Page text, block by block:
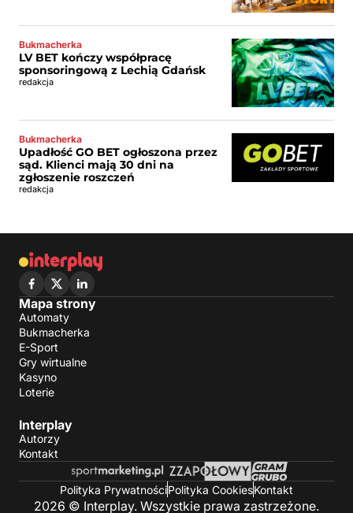
Bukmacherka
LV BET kończy współpracę
sponsoringową z Lechią Gdańsk
redakcja
Bukmacherka
Upadłość GO BET ogłoszona przez
sąd. Klienci mają 30 dni na
zgłoszenie roszczeń
redakcja
Mapa strony
Automaty
Bukmacherka
E-Sport
Gry wirtualne
Kasyno
Loterie
Interplay
Autorzy
Kontakt
Polityka PrywatnościPolityka CookiesKontakt
2026 © Interplay. Wszystkie prawa zastrzeżone.